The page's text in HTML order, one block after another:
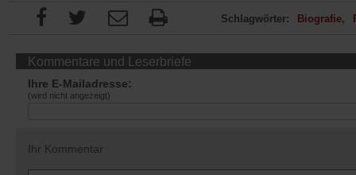
Schlagwörter: Biografie
Kommentare und Leserbriefe
Ihre E-Mailadresse:
(wird nicht angezeigt)
Ihr Kommentar